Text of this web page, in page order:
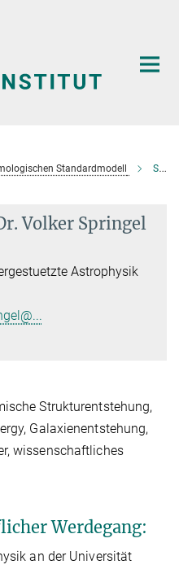
Standardmodell Springel, Volker
Volker Springel
Astrophysik
Strukturentstehung,
Galaxienentstehung,
wissenschaftliches
Werdegang:
an der Universität